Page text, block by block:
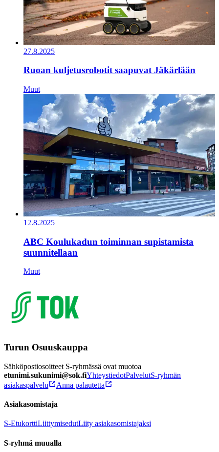
27.8.2025
Ruoan kuljetusrobotit saapuvat Jäkärlään
Muut
12.8.2025
ABC Koulukadun toiminnan supistamista
suunnitellaan
Muut
Turun Osuuskauppa
Sähköpostiosoitteet S-ryhmässä ovat muotoa
etunimi.sukunimi@sok.fiYhteystiedotPalvelutS-ryhmän
asiakaspalvelu
Anna palautetta
Asiakasomistaja
S-EtukorttiLiittymisedutLiity asiakasomistajaksi
S-ryhmä muualla